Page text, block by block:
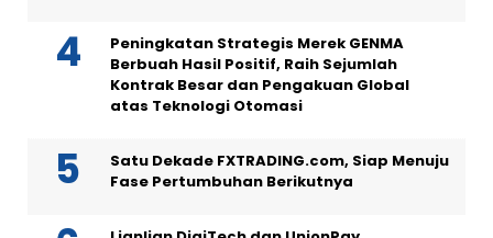
Peningkatan Strategis Merek GENMA
Berbuah Hasil Positif, Raih Sejumlah
Kontrak Besar dan Pengakuan Global
atas Teknologi Otomasi
Satu Dekade FXTRADING.com, Siap Menuju
Fase Pertumbuhan Berikutnya